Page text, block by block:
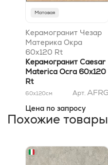
Матовая
Керамогранит Чезар
Материка Окра
60x120 Rt
Керамогранит Caesar
Materica Ocra 60x120
Rt
60x120см Арт. AFRG
Цена по запросу
Похожие товары